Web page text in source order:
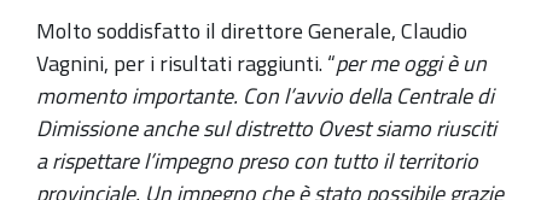
Molto soddisfatto il direttore Generale, Claudio
Vagnini, per i risultati raggiunti. “per me oggi è un
momento importante. Con l’avvio della Centrale di
Dimissione anche sul distretto Ovest siamo riusciti
a rispettare l’impegno preso con tutto il territorio
provinciale. Un impegno che è stato possibile grazie